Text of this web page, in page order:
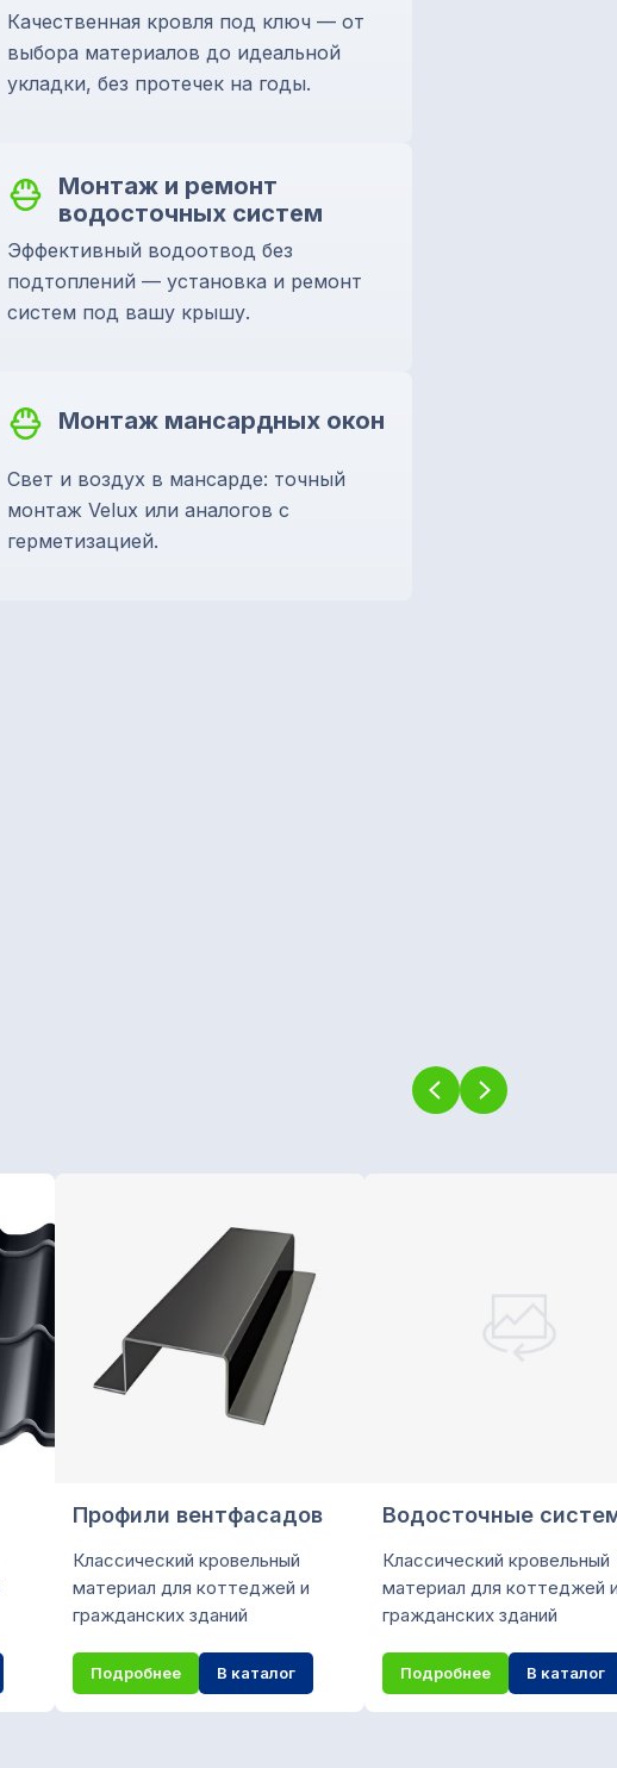
Качественная кровля под ключ — от
выбора материалов до идеальной
укладки, без протечек на годы.
Монтаж и ремонт
водосточных систем
Эффективный водоотвод без
подтоплений — установка и ремонт
систем под вашу крышу.
Монтаж мансардных окон
Свет и воздух в мансарде: точный
монтаж Velux или аналогов с
герметизацией.
Профили вентфасадов
Классический кровельный
материал для коттеджей и
гражданских зданий
Подробнее В каталог
Водосточные
Классический кровельный
материал для коттеджей
гражданских зданий
Подробнее В каталог